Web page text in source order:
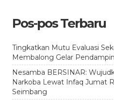
Pos-pos Terbaru
Tingkatkan Mutu Evaluasi
Membalong Gelar
Nesamba BERSINAR:
Narkoba Lewat Infaq Jumat
Seimbang